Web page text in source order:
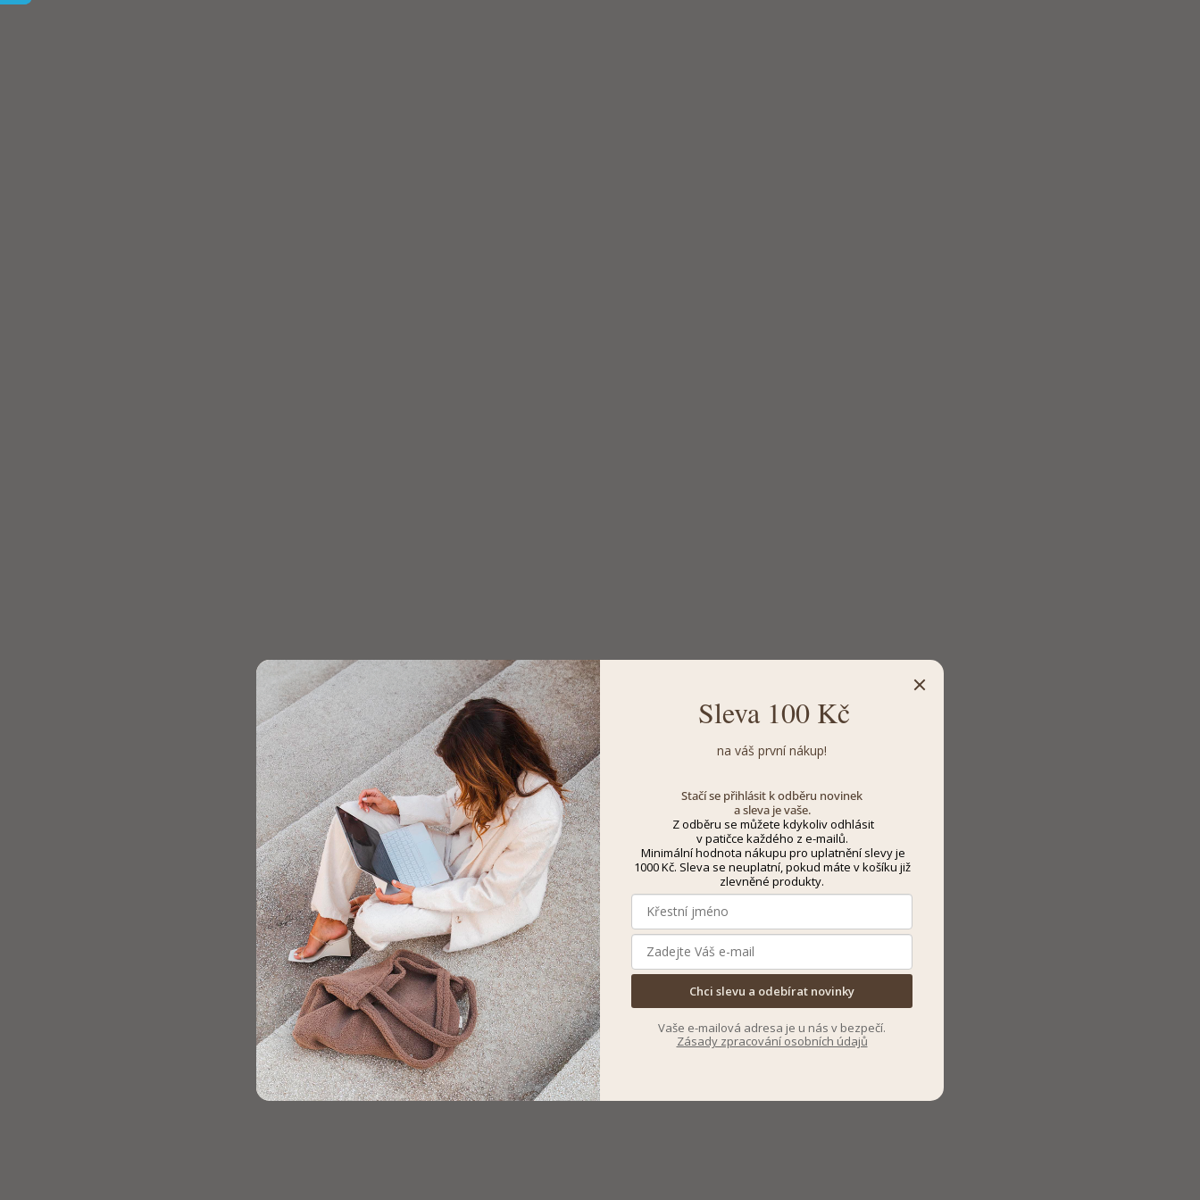
Sleva 100 Kč
na váš první nákup!
Stačí se přihlásit k odběru novinek
a sleva je vaše.
Z odběru se můžete kdykoliv odhlásit
v patičce každého z e-mailů.
Minimální hodnota nákupu pro uplatnění slevy je
1000 Kč. Sleva se neuplatní, pokud máte v košíku již
zlevněné produkty.
Chci slevu a odebírat novinky
Vaše e-mailová adresa je u nás v bezpečí.
Zásady zpracování osobních údajů